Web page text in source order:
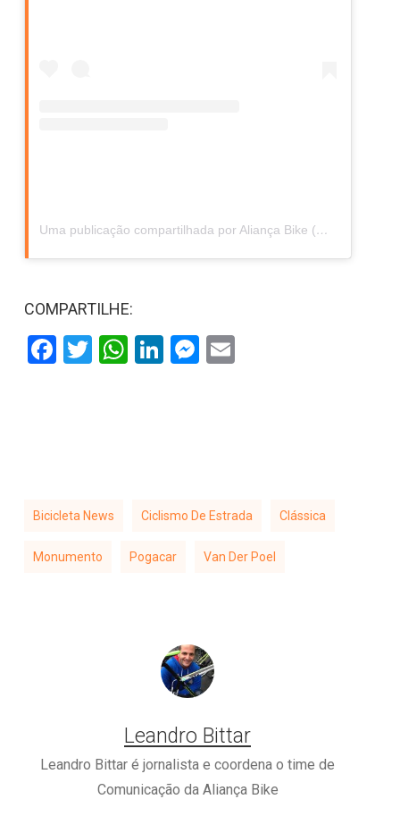
Uma publicação compartilhada por Aliança Bike (@aliancabike)
COMPARTILHE:
Facebook
Twitter
WhatsApp
LinkedIn
Messenger
Email
Bicicleta News Ciclismo De Estrada Clássica
Monumento Pogacar Van Der Poel
Leandro Bittar
Leandro Bittar é jornalista e coordena o time de
Comunicação da Aliança Bike